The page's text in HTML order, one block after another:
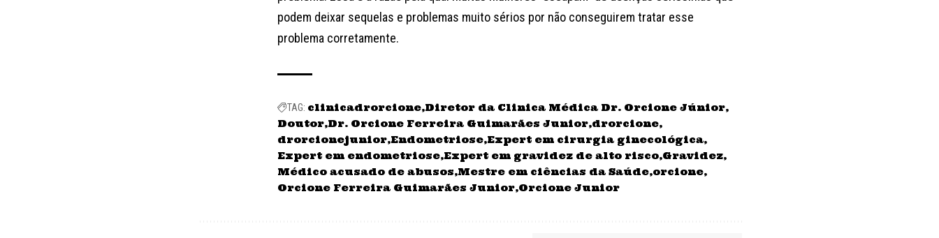
podem deixar sequelas e problemas muito sérios por não conseguirem tratar esse
problema corretamente.
TAG: clinicadrorcione Diretor da Clinica Médica Dr. Orcione Júnior
Doutor Dr. Orcione Ferreira Guimarães Junior drorcione
drorcionejunior Endometriose Expert em cirurgia ginecológica
Expert em endometriose Expert em gravidez de alto risco Gravidez
Médico acusado de abusos Mestre em ciências da Saúde orcione
Orcione Ferreira Guimarães Junior Orcione Junior